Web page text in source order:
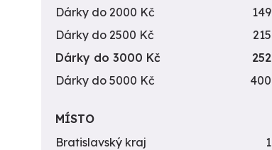
Dárky do 2000 Kč
149
Dárky do 2500 Kč
215
Dárky do 3000 Kč
252
Dárky do 5000 Kč
400
MÍSTO
Bratislavský kraj
1